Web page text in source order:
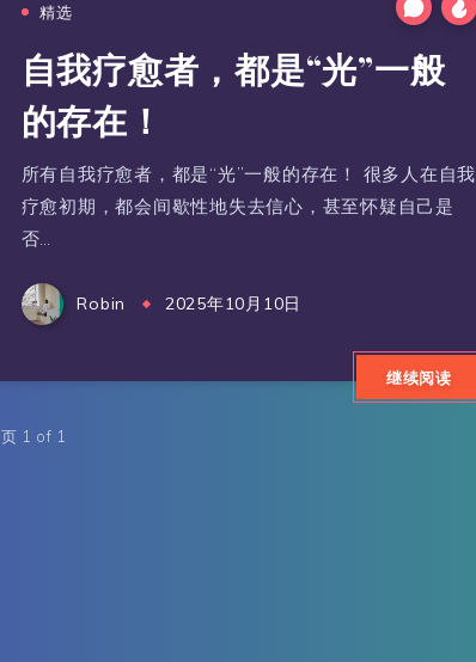
精选
自我疗愈者，都是“光”一般
的存在！
所有自我疗愈者，都是“光”一般的存在！ 很多人在自我
疗愈初期，都会间歇性地失去信心，甚至怀疑自己是
否…
Robin 2025年10月10日
继续阅读
页 1 of 1